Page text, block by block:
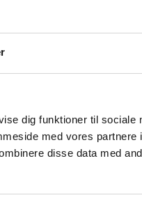
dig funktioner til sociale
med vores partnere
disse data med